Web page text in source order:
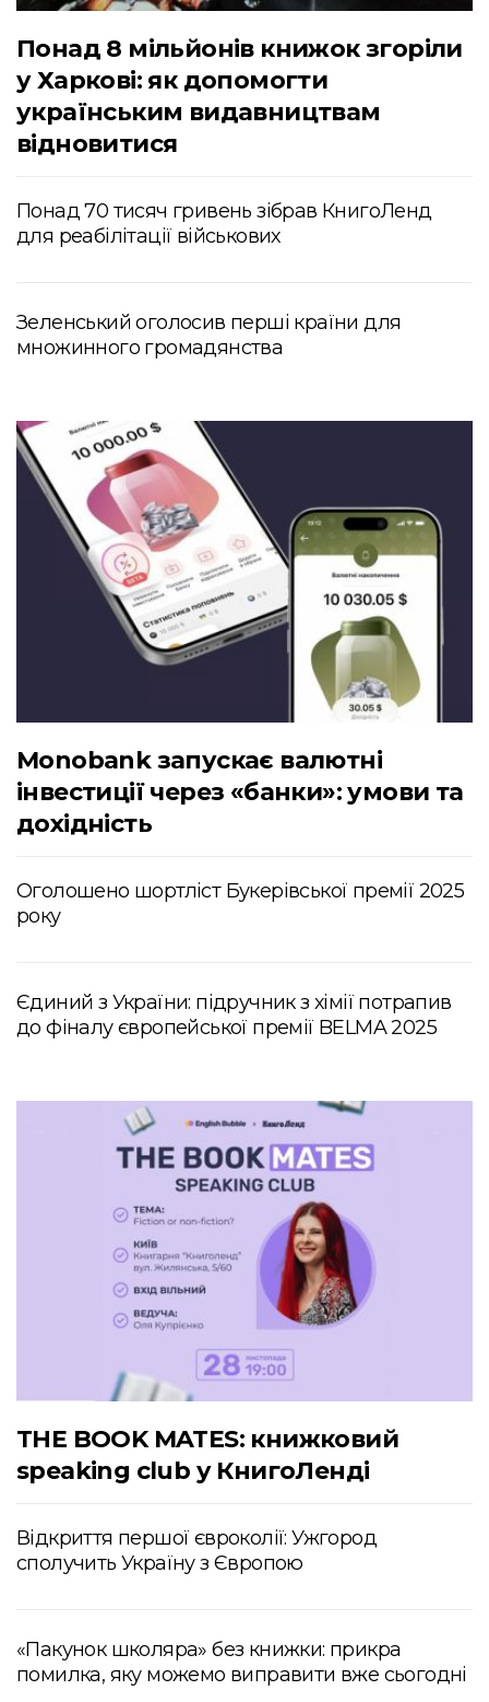
Понад 8 мільйонів книжок згоріли
у Харкові: як допомогти
українським видавництвам
відновитися
Понад 70 тисяч гривень зібрав КнигоЛенд
для реабілітації військових
Зеленський оголосив перші країни для
множинного громадянства
Monobank запускає валютні
інвестиції через «банки»: умови та
дохідність
Оголошено шортліст Букерівської премії 2025
року
Єдиний з України: підручник з хімії потрапив
до фіналу європейської премії BELMA 2025
THE BOOK MATES: книжковий
speaking club у КнигоЛенді
Відкриття першої євроколії: Ужгород
сполучить Україну з Європою
«Пакунок школяра» без книжки: прикра
помилка, яку можемо виправити вже сьогодні